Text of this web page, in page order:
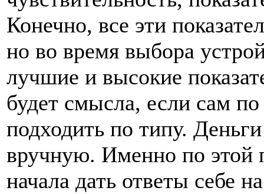
Конечно, все эти
но во время выбора
лучшие и высокие
будет смысла, если сам
подходить по типу.
вручную. Именно по этой
начала дать ответы себе